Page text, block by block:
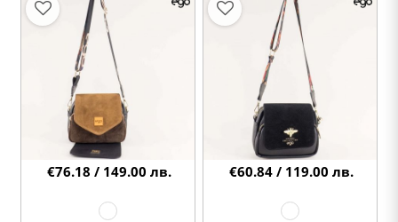
€76.18 / 149.00 лв. €60.84 / 119.00 лв.